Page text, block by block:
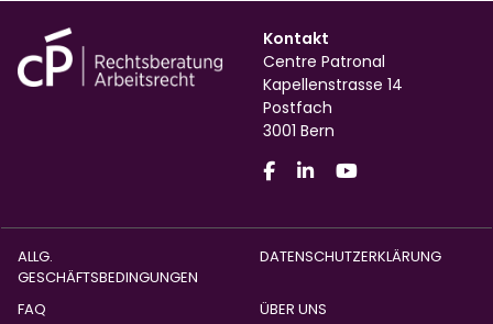
Kontakt
Centre Patronal
Kapellenstrasse 14
Postfach
3001 Bern
ALLG.
GESCHÄFTSBEDINGUNGEN
DATENSCHUTZERKLÄRUNG
FAQ ÜBER UNS